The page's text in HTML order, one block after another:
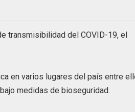
transmisibilidad del COVID-19, el
en varios lugares del país entre
medidas de bioseguridad.